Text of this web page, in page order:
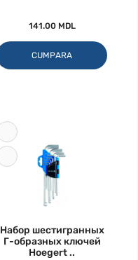
141.00 MDL
CUMPARA
Набор шестигранных
Г-образных ключей
Hoegert ..